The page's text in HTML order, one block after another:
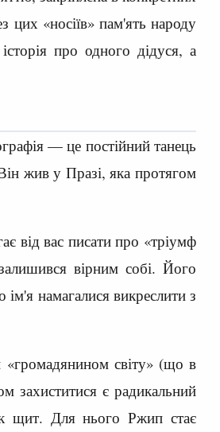
цих «носіїв» пам'ять народу
про одного дідуся, а
— це постійний танець
жив у Празі, яка протягом
від вас писати про «тріумф
вірним собі. Його
намагалися викреслити з
світу» (що в
захиститися є радикальний
щит. Для нього Ржип стає